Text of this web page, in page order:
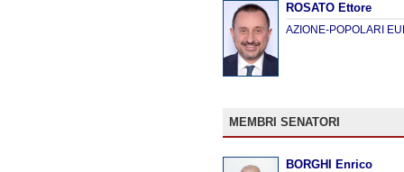
ROSATO Ettore
AZIONE-POPOLARI
MEMBRI SENATORI
BORGHI Enrico